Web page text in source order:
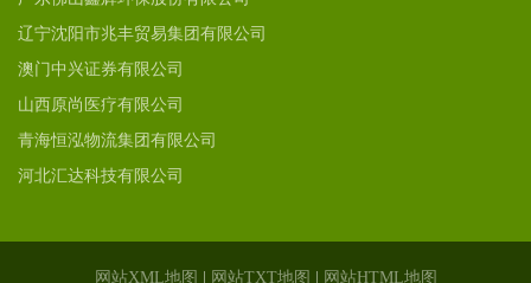
辽宁沈阳市兆丰贸易集团有限公司
澳门中兴证券有限公司
山西原尚医疗有限公司
青海恒泓物流集团有限公司
河北汇达科技有限公司
网站XML地图 网站TXT地图 网站HTML地图